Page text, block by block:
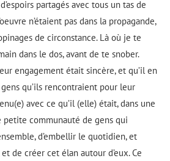
partagés avec tous un tas de
n’étaient pas dans la propagande,
de circonstance. Là où je te
dans le dos, avant de te snober.
engagement était sincère, et qu’il en
qu’ils rencontraient pour leur
avec ce qu’il (elle) était, dans une
petite communauté de gens qui
d’embellir le quotidien, et
de créer cet élan autour d’eux. Ce